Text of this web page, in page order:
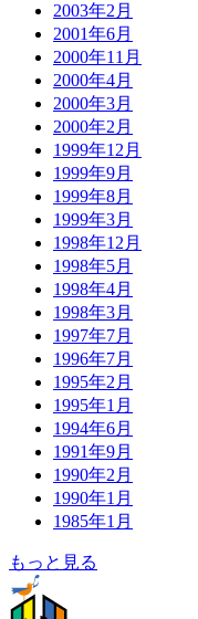
2003年2月
2001年6月
2000年11月
2000年4月
2000年3月
2000年2月
1999年12月
1999年9月
1999年8月
1999年3月
1998年12月
1998年5月
1998年4月
1998年3月
1997年7月
1996年7月
1995年2月
1995年1月
1994年6月
1991年9月
1990年2月
1990年1月
1985年1月
もっと見る